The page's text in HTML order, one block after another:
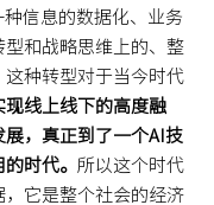
信息的数据化、业务
和战略思维上的、整
种转型对于当今时代
线上线下的高度融
，真正到了一个AI技
时代。 所以这个时代
它是整个社会的经济